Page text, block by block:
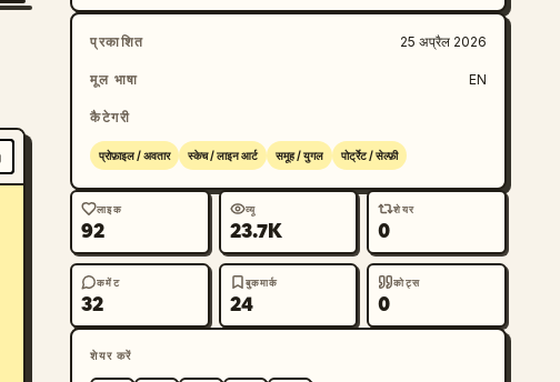
प्रकाशित 25 अप्रैल 2026
मूल भाषा EN
कैटेगरी
प्रोफ़ाइल / अवतार स्केच / लाइन आर्ट समूह / युगल पोर्ट्रेट / सेल्फ़ी
लाइक
92
व्यू
23.7K
शेयर
0
कमेंट
32
बुकमार्क
24
कोट्स
0
शेयर करें